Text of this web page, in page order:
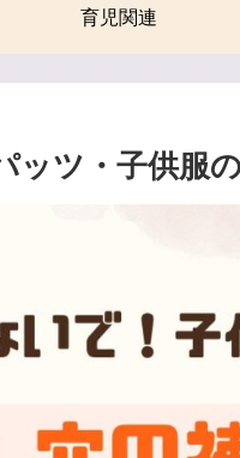
育児関連
ッツ・子供服